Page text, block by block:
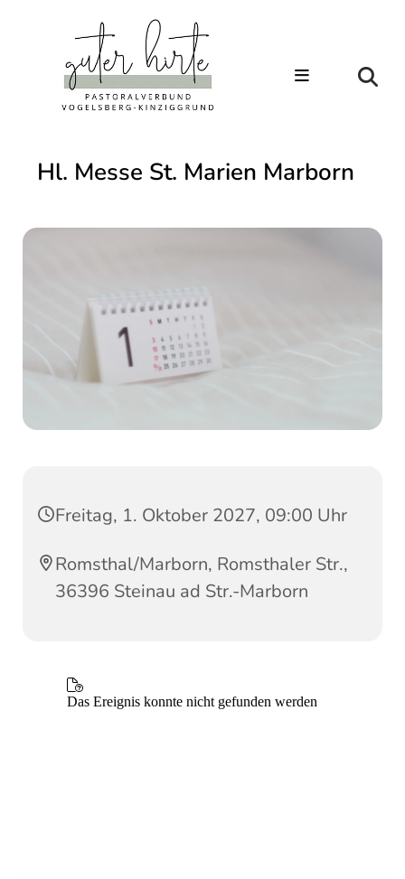
Hl. Messe St. Marien Marborn
Freitag, 1. Oktober 2027, 09:00 Uhr
Romsthal/Marborn, Romsthaler Str.,
36396 Steinau ad Str.-Marborn